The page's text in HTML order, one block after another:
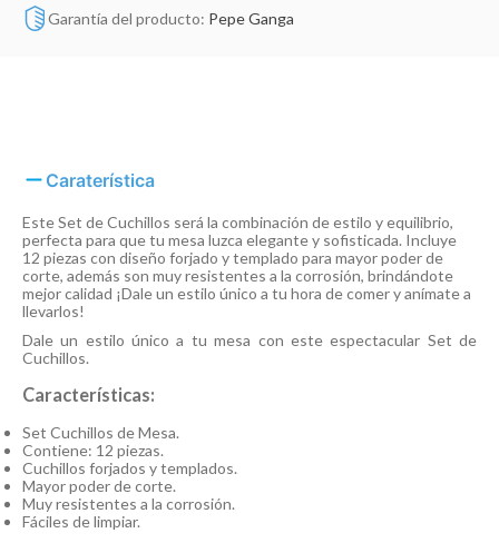
Garantía del producto: Pepe Ganga
Caraterística
Este Set de Cuchillos será la combinación de estilo y equilibrio,
perfecta para que tu mesa luzca elegante y sofisticada. Incluye
12 piezas con diseño forjado y templado para mayor poder de
corte, además son muy resistentes a la corrosión, brindándote
mejor calidad ¡Dale un estilo único a tu hora de comer y anímate a
llevarlos!
Dale un estilo único a tu mesa con este espectacular Set de
Cuchillos.
Características:
Set Cuchillos de Mesa.
Contiene: 12 piezas.
Cuchillos forjados y templados.
Mayor poder de corte.
Muy resistentes a la corrosión.
Fáciles de limpiar.